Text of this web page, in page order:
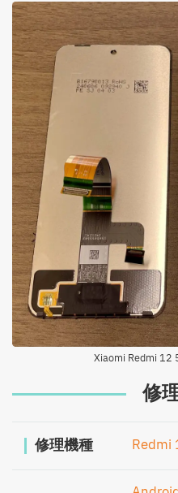
Xiaomi Redmi 12
修
修理機種 Redmi